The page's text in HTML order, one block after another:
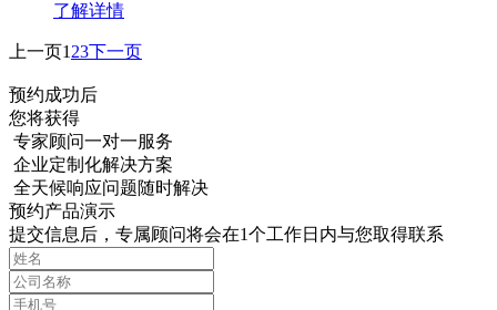
了解详情
上一页1 23下一页
预约成功后
您将获得
专家顾问一对一服务
企业定制化解决方案
全天候响应问题随时解决
预约产品演示
提交信息后，专属顾问将会在1个工作日内与您取得联系